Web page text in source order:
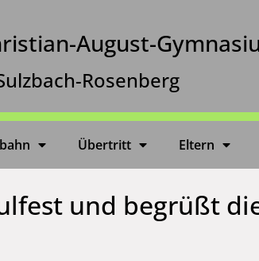
August-
Rosenberg
Übertritt Eltern
und begrüßt